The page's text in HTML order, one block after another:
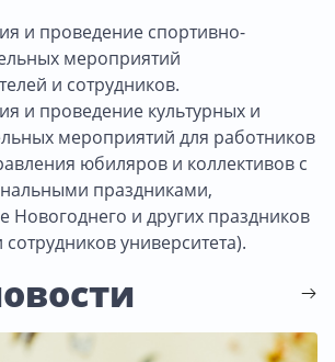
и проведение спортивно-
мероприятий
и сотрудников.
и проведение культурных и
мероприятий для работников
юбиляров и коллективов с
праздниками,
Новогоднего и других праздников
сотрудников университета).